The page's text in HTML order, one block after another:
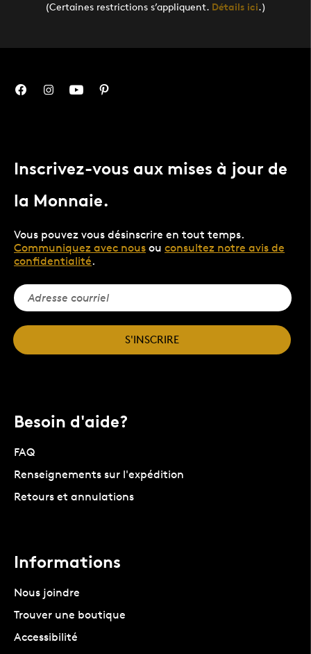
(Certaines restrictions s’appliquent. Détails ici.)
Inscrivez-vous aux mises à jour de
la Monnaie.
Vous pouvez vous désinscrire en tout temps.
Communiquez avec nous ou consultez notre avis de
confidentialité.
S'INSCRIRE
Besoin d'aide?
FAQ
Renseignements sur l'expédition
Retours et annulations
Informations
Nous joindre
Trouver une boutique
Accessibilité